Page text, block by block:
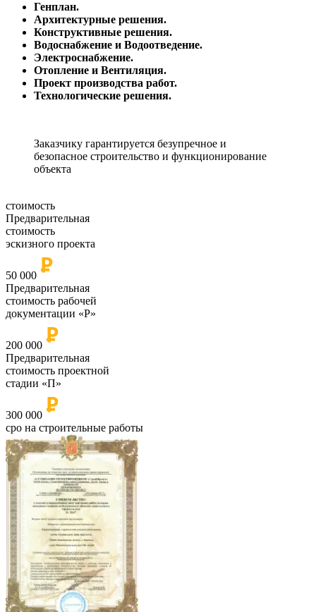
Генплан.
Архитектурные решения.
Конструктивные решения.
Водоснабжение и Водоотведение.
Электроснабжение.
Отопление и Вентиляция.
Проект производства работ.
Технологические решения.
Заказчику гарантируется безупречное и
безопасное строительство и функционирование
объекта
стоимость
Предварительная
стоимость
эскизного проекта
50 000
Предварительная
стоимость рабочей
документации «Р»
200 000
Предварительная
стоимость проектной
стадии «П»
300 000
сро на строительные работы